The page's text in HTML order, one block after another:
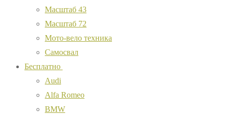
Масштаб 43
Масштаб 72
Мото-вело техника
Самосвал
Бесплатно
Audi
Alfa Romeo
BMW